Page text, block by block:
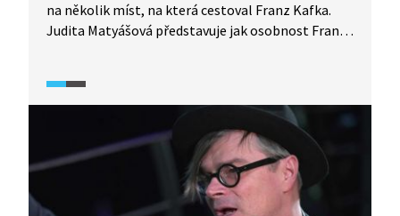
na několik míst, na která cestoval Franz Kafka.
Judita Matyášová představuje jak osobnost Franze
Liběchov. Zmíněné jsou také spisovatelovy
milostné vztahy. Video je doplněno o ukázky
z korespondence.